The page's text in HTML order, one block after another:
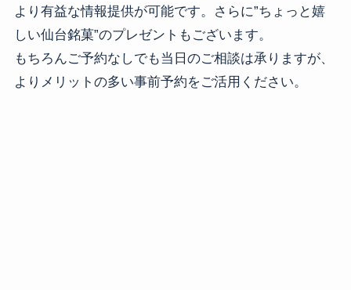
より有益な情報提供が可能です。さらに”ちょっと嬉
しい仙台銘菓”のプレゼントもございます。
もちろんご予約なしでも当日のご相談は承りますが、
よりメリットの多い事前予約をご活用ください。